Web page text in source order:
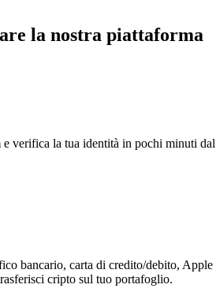
la nostra piattaforma
verifica la tua identità in pochi minuti dal
bancario, carta di credito/debito, Apple
cripto sul tuo portafoglio.